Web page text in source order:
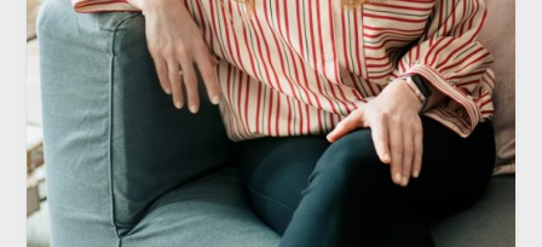
Декоратор Анастасия Гончарова: «Я
люблю и рок-н-ролл, и Бетховена»